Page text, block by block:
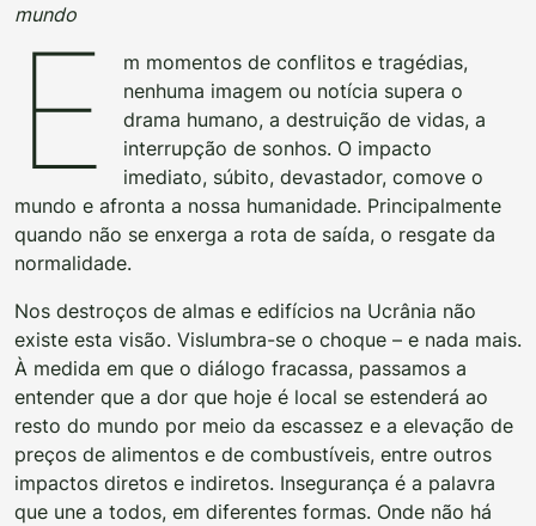
mundo
E
m momentos de conflitos e tragédias,
nenhuma imagem ou notícia supera o
drama humano, a destruição de vidas, a
interrupção de sonhos. O impacto
imediato, súbito, devastador, comove o
mundo e afronta a nossa humanidade. Principalmente
quando não se enxerga a rota de saída, o resgate da
normalidade.
Nos destroços de almas e edifícios na Ucrânia não
existe esta visão. Vislumbra-se o choque – e nada mais.
À medida em que o diálogo fracassa, passamos a
entender que a dor que hoje é local se estenderá ao
resto do mundo por meio da escassez e a elevação de
preços de alimentos e de combustíveis, entre outros
impactos diretos e indiretos. Insegurança é a palavra
que une a todos, em diferentes formas. Onde não há